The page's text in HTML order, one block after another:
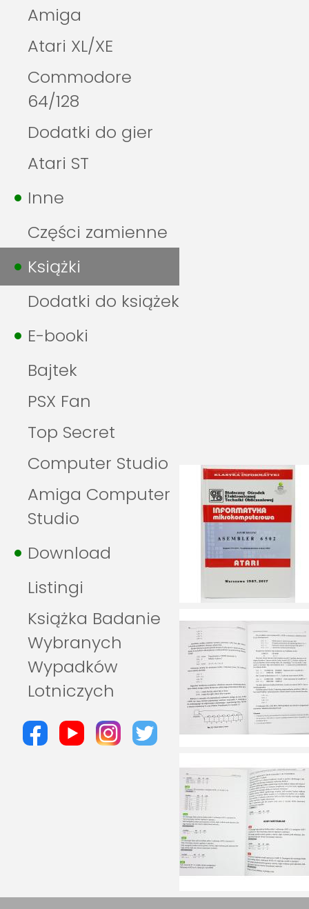
Amiga
Atari XL/XE
Commodore
64/128
Dodatki do gier
Atari ST
Inne
Części zamienne
Książki
Dodatki do książek
E-booki
Bajtek
PSX Fan
Top Secret
Computer Studio
Amiga Computer
Studio
Download
Listingi
Książka Badanie
Wybranych
Wypadków
Lotniczych